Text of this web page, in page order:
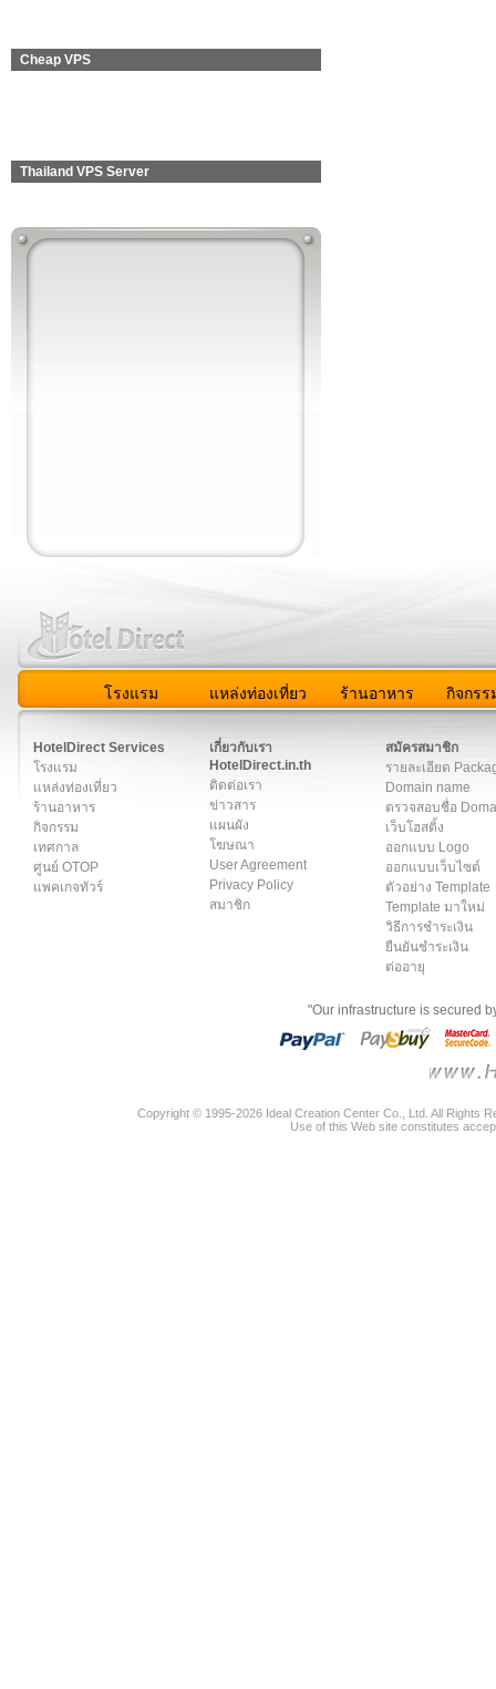
Cheap VPS
Thailand VPS Server
โรงแรม แหล่งท่องเที่ยว ร้านอาหาร กิจกรร
HotelDirect Services
โรงแรม
แหล่งท่องเที่ยว
ร้านอาหาร
กิจกรรม
เทศกาล
ศูนย์ OTOP
แพคเกจทัวร์
เกี่ยวกับเรา
HotelDirect.in.th
ติดต่อเรา
ข่าวสาร
แผนผัง
โฆษณา
User Agreement
Privacy Policy
สมาชิก
สมัครสมาชิก
รายละเอียด
Domain name
ตรวจสอบชื่อ
เว็บโฮสติ้ง
ออกแบบ Logo
ออกแบบเว็บไซต์
ตัวอย่าง Template
Template มาใหม่
วิธีการชำระเงิน
ยืนยันชำระเงิน
ต่ออายุ
"Our infrastructure is secured
Copyright © 1995-2026 Ideal Creation Center Co., Ltd. All Rights
Use of this Web site constitutes